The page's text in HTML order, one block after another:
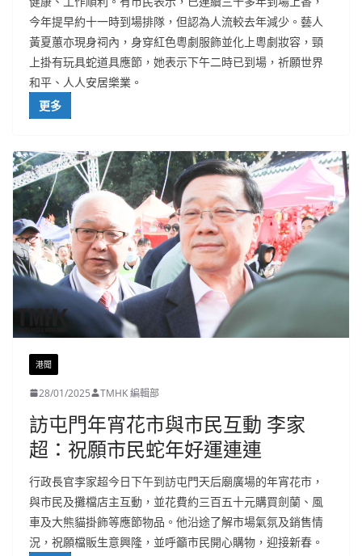
今年提早約十一時到場排隊，但認為人流較去年減少。藝人
黃夏蕙亦現身祠內，身穿紅色粵劇服飾並化上粵劇妝容，頸
上掛有玩具蛇道具應節，她表示下午二時已到場，祈願世界
和平、人人安居樂業。
更多
港聞
28/01/2025 TMHK 編輯部
訪屯門年宵花市與市民互動 李家
超：祝願市民蛇年好運連連
行政長官李家超今日下午到訪屯門天后廟廣場的年宵花市，
與市民及攤檔店主互動，並花費約三百五十元購買劍蘭、風
車及大熊貓掛飾等應節物品。他沿途了解市場氣氛及銷售情
況，祝願檔販生意興隆，並呼籲市民開心購物，迎接新春。